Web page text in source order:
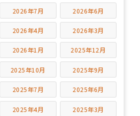
2026年7月 2026年6月
2026年4月 2026年3月
2026年1月 2025年12月
2025年10月 2025年9月
2025年7月 2025年6月
2025年4月 2025年3月